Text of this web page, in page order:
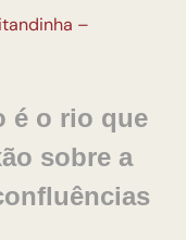
–
é o rio que
sobre a